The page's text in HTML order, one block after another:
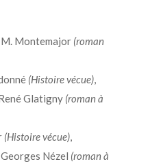
M. Montemajor (roman
(Histoire vécue),
Glatigny (roman à
(Histoire vécue),
Nézel (roman à